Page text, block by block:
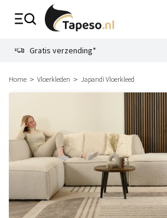
Gratis verzending*
Home Vloerkleden Japandi Vloerkleed